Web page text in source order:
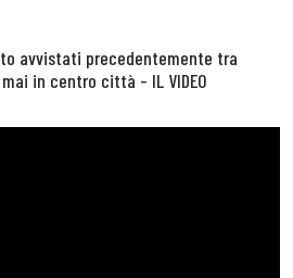
avvistati precedentemente tra
in centro città - IL VIDEO